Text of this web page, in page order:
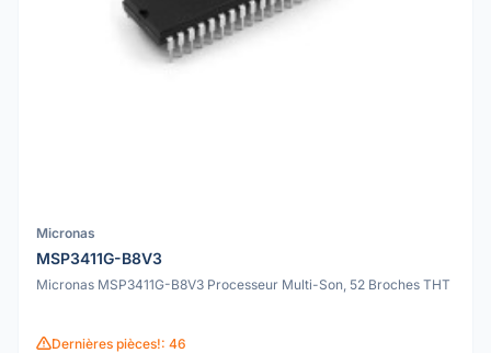
Micronas
MSP3411G-B8V3
Micronas MSP3411G-B8V3 Processeur Multi-Son, 52 Broches THT
Dernières pièces!: 46